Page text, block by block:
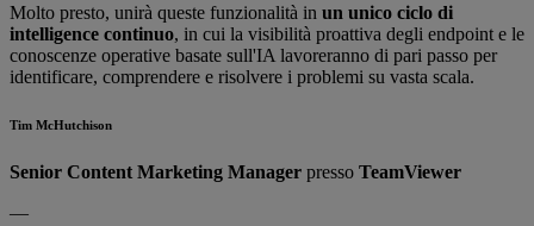
Molto presto, unirà queste funzionalità in un unico ciclo di
intelligence continuo, in cui la visibilità proattiva degli endpoint e le
conoscenze operative basate sull'IA lavoreranno di pari passo per
identificare, comprendere e risolvere i problemi su vasta scala.
Tim McHutchison
Senior Content Marketing Manager presso TeamViewer
—